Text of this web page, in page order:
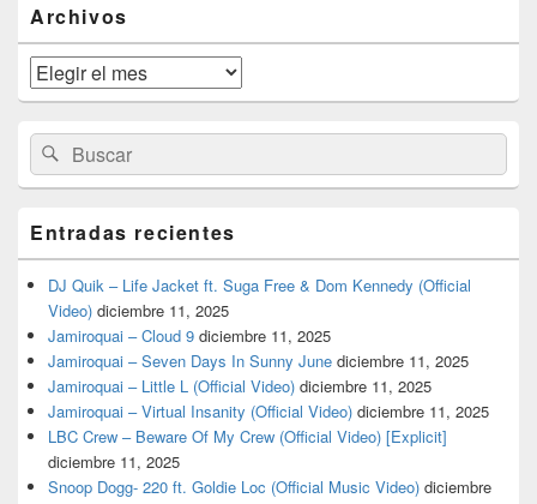
área
de
widget
barra
lateral
primaria
Archivos
Archivos
Buscar
por:
Buscar
Entradas recientes
DJ Quik – Life Jacket ft. Suga Free & Dom Kennedy (Official
Video) diciembre 11, 2025
Jamiroquai – Cloud 9 diciembre 11, 2025
Jamiroquai – Seven Days In Sunny June diciembre 11, 2025
Jamiroquai – Little L (Official Video) diciembre 11, 2025
Jamiroquai – Virtual Insanity (Official Video) diciembre 11, 2025
LBC Crew – Beware Of My Crew (Official Video) [Explicit]
diciembre 11, 2025
Snoop Dogg- 220 ft. Goldie Loc (Official Music Video) diciembre